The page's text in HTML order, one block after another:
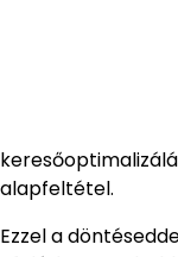
alapfeltétel.
Ezzel a